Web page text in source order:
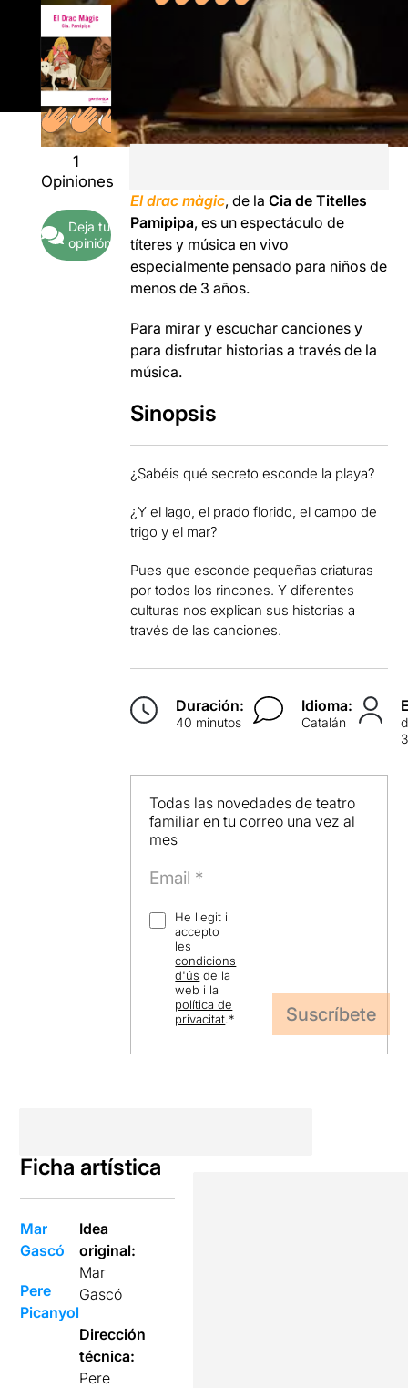
1
Opiniones
Deja tu
opinión
El drac màgic, de laCia de Titelles
Pamipipa, es un espectáculo de
títeres y música en vivo
especialmente pensado para niños de
menos de 3 años.
Para mirar y escuchar canciones y
para disfrutar historias a través de la
música.
Sinopsis
¿Sabéis qué secreto esconde la playa?
¿Y el lago, el prado florido, el campo de
trigo y el mar?
Pues que esconde pequeñas criaturas
por todos los rincones. Y diferentes
culturas nos explican sus historias a
través de las canciones.
Duración:
40 minutos
Idioma:
Catalán
3
Todas las novedades de teatro
familiar en tu correo una vez al
mes
He llegit i
accepto
les
condicions
d'ús de la
web i la
política de
privacitat.*
Ficha artística
Mar
Gascó
Pere
Picanyol
Idea
original:
Mar
Gascó
Dirección
técnica:
Pere